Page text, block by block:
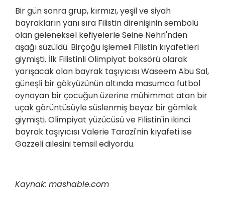
Bir gün sonra grup, kırmızı, yeşil ve siyah
bayrakların yanı sıra Filistin direnişinin sembolü
olan geleneksel kefiyelerle Seine Nehri'nden
aşağı süzüldü. Birçoğu işlemeli Filistin kıyafetleri
giymişti. İlk Filistinli Olimpiyat boksörü olarak
yarışacak olan bayrak taşıyıcısı Waseem Abu Sal,
güneşli bir gökyüzünün altında masumca futbol
oynayan bir çocuğun üzerine mühimmat atan bir
uçak görüntüsüyle süslenmiş beyaz bir gömlek
giymişti. Olimpiyat yüzücüsü ve Filistin'in ikinci
bayrak taşıyıcısı Valerie Tarazi'nin kıyafeti ise
Gazzeli ailesini temsil ediyordu.
Kaynak: mashable.com